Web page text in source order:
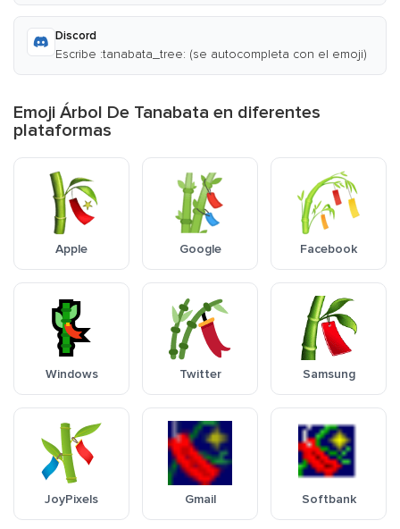
Discord
Escribe :tanabata_tree: (se autocompleta con el emoji)
Emoji Árbol De Tanabata en diferentes
plataformas
Apple Google Facebook
Windows Twitter Samsung
JoyPixels Gmail Softbank